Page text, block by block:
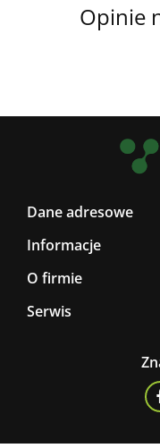
Opinie
Dane adresowe
Informacje
O firmie
Serwis